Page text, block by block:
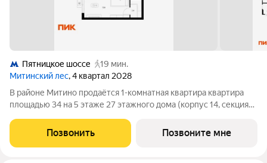
Пятницкое шоссе
19 мин.
Митинский лес, 4 квартал 2028
В районе Митино продаётся 1-комнатная квартира квартира
площадью 34 на 5 этаже 27 этажного дома (корпус 14, секция
минут пешком до станции метро «Пятницкое шоссе». 8 минут
на автомобиле до
Позвонить Позвоните мне